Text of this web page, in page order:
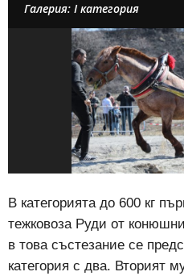
Галерия: I категория
В категорията до 600 кг
тежковоза Руди от
в това състезание се
категория с два. Вторият